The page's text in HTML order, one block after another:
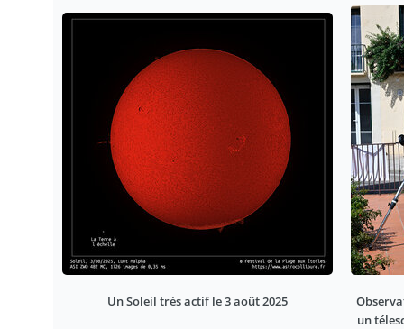
Un Soleil très actif le 3 août 2025
un